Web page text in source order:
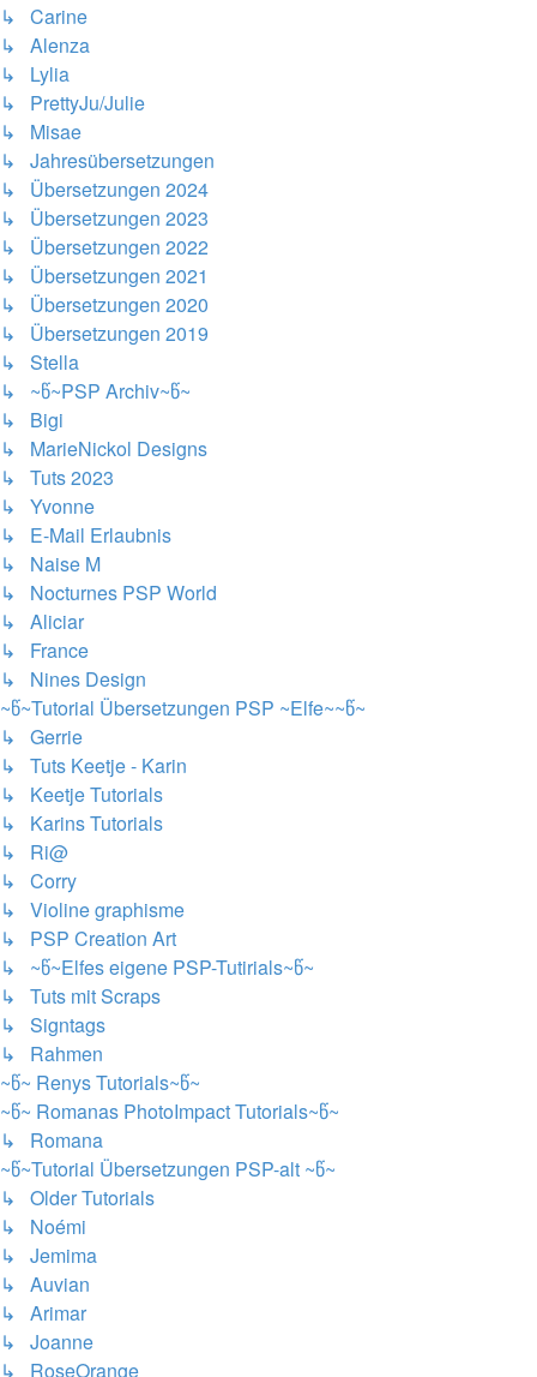
↳ Carine
↳ Alenza
↳ Lylia
↳ PrettyJu/Julie
↳ Misae
↳ Jahresübersetzungen
↳ Übersetzungen 2024
↳ Übersetzungen 2023
↳ Übersetzungen 2022
↳ Übersetzungen 2021
↳ Übersetzungen 2020
↳ Übersetzungen 2019
↳ Stella
↳ ~წ~PSP Archiv~წ~
↳ Bigi
↳ MarieNickol Designs
↳ Tuts 2023
↳ Yvonne
↳ E-Mail Erlaubnis
↳ Naise M
↳ Nocturnes PSP World
↳ Aliciar
↳ France
↳ Nines Design
~წ~Tutorial Übersetzungen PSP ~Elfe~~წ~
↳ Gerrie
↳ Tuts Keetje - Karin
↳ Keetje Tutorials
↳ Karins Tutorials
↳ Ri@
↳ Corry
↳ Violine graphisme
↳ PSP Creation Art
↳ ~წ~Elfes eigene PSP-Tutirials~წ~
↳ Tuts mit Scraps
↳ Signtags
↳ Rahmen
~წ~ Renys Tutorials~წ~
~წ~ Romanas PhotoImpact Tutorials~წ~
↳ Romana
~წ~Tutorial Übersetzungen PSP-alt ~წ~
↳ Older Tutorials
↳ Noémi
↳ Jemima
↳ Auvian
↳ Arimar
↳ Joanne
↳ RoseOrange